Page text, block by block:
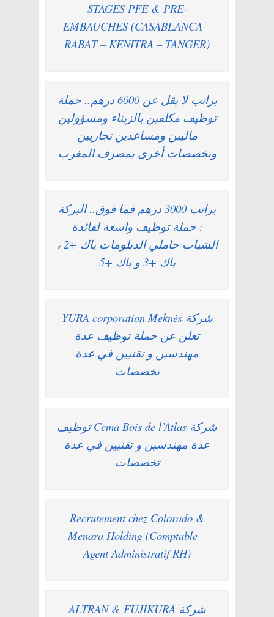
STAGES PFE & PRE-
EMBAUCHES (CASABLANCA –
RABAT – KENITRA – TANGER)
براتب لا يقل عن 6000 درهم.. حملة
توظيف مكلفين بالزبناء ومسؤولين
ماليين ومساعدين تجاريين
وتخصصات أخرى بمصرف المغرب
براتب 3000 درهم فما فوق.. البركة
: حملة توظيف واسعة لفائدة
الشباب حاملي الدبلومات باك +2 ،
باك +3 و باك +5
شركة YURA corporation Meknès
تعلن عن حملة توظيف عدة
مهندسين و تقنيين في عدة
تخصصات
شركة Cema Bois de l’Atlas توظيف
عدة مهندسين و تقنيين في عدة
تخصصات
Recrutement chez Colorado &
Menara Holding (Comptable –
Agent Administratif RH)
شركة ALTRAN & FUJIKURA